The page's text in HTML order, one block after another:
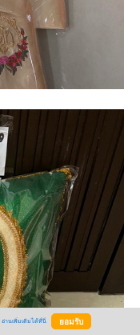
อ่านเพิ่มเติมได้ที่นี่